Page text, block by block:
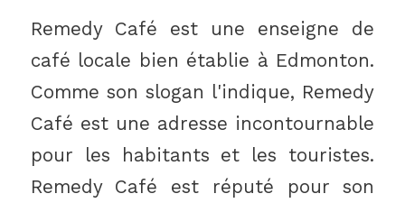
Remedy Café est une enseigne de
café locale bien établie à Edmonton.
Comme son slogan l'indique, Remedy
Café est une adresse incontournable
pour les habitants et les touristes.
Remedy Café est réputé pour son